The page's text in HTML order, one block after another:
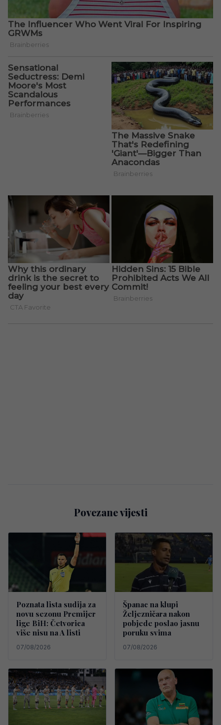
Povezane vijesti
Poznata lista sudija za
novu sezonu Premijer
lige BiH: Četvorica
više nisu na A listi
07/08/2026
Španac na klupi
Željezničara nakon
pobjede poslao jasnu
poruku svima
07/08/2026